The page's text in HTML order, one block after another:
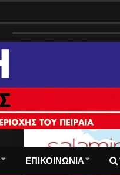
ΕΠΙΚΟΙΝΩΝΙΑ